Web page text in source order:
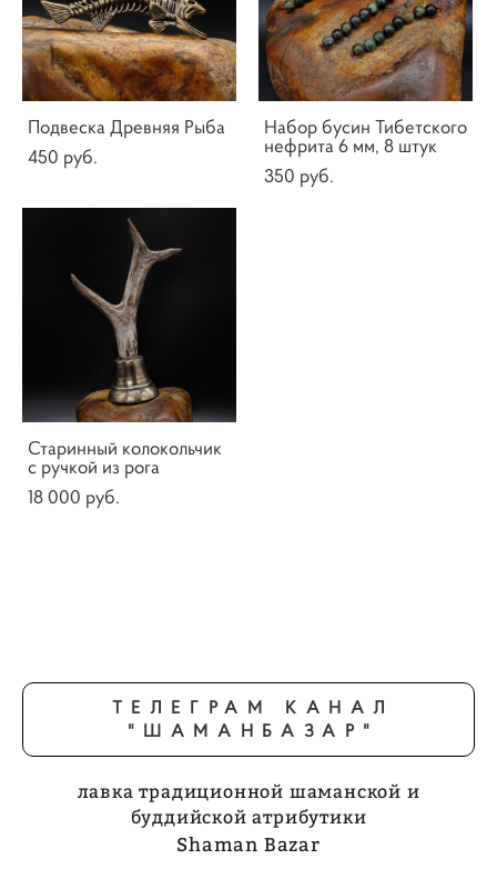
Подвеска Древняя Рыба
450 pуб.
Набор бусин Тибетского
нефрита 6 мм, 8 штук
350 pуб.
Старинный колокольчик
с ручкой из рога
18 000 pуб.
ТЕЛЕГРАМ КАНАЛ
"ШАМАНБАЗАР"
лавка традиционной шаманской и
буддийской атрибутики
Shaman Bazar